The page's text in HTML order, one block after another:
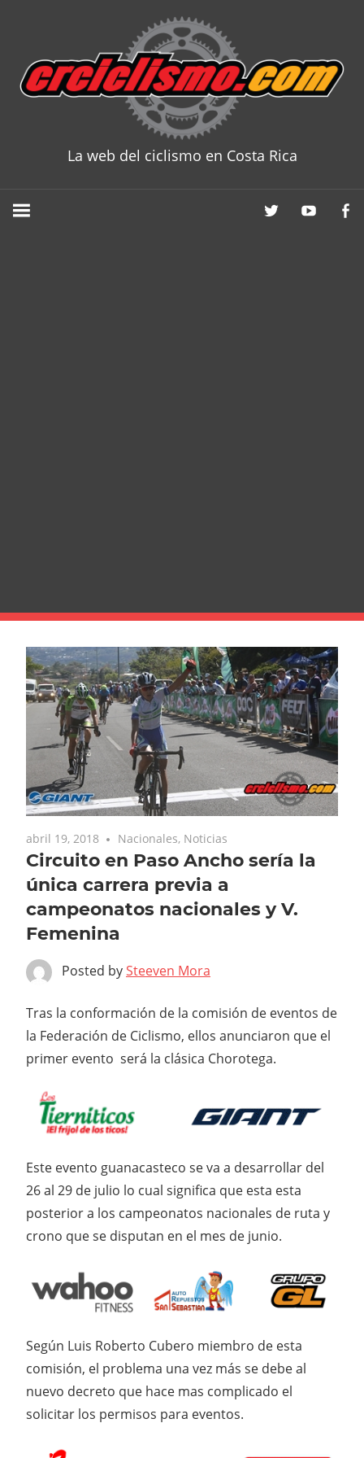
content
La web del ciclismo en Costa Rica
abril 19, 2018 Nacionales, Noticias
Circuito en Paso Ancho sería la
única carrera previa a
campeonatos nacionales y V.
Femenina
Posted bySteeven Mora
Tras la conformación de la comisión de eventos de
la Federación de Ciclismo, ellos anunciaron que el
primer evento será la clásica Chorotega.
Este evento guanacasteco se va a desarrollar del
26 al 29 de julio lo cual significa que esta esta
posterior a los campeonatos nacionales de ruta y
crono que se disputan en el mes de junio.
Según Luis Roberto Cubero miembro de esta
comisión, el problema una vez más se debe al
nuevo decreto que hace mas complicado el
solicitar los permisos para eventos.